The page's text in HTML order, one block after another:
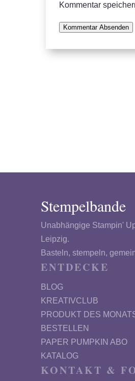
Kommentar
Kommentar Absenden
Stempelbande
Unabhängige Stampin'
Leipzig.
Basteln, stempeln,
ENTDECKE
BLOG
KREATIVCLUB
PRODUKT DES
BESTELLEN
PAPER PUMPKIN ABO
KATALOG
KONTAKT &